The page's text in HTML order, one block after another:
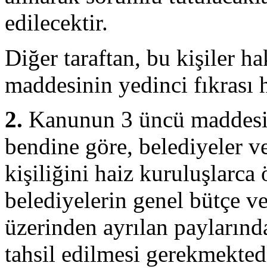
edilecektir.
Diğer taraftan, bu kişiler
maddesinin yedinci
2. Kanunun 3 üncü
bendine göre, belediyeler
kişiliğini haiz kuruluşlarca
belediyelerin genel bütçe
üzerinden ayrılan
tahsil edilmesi